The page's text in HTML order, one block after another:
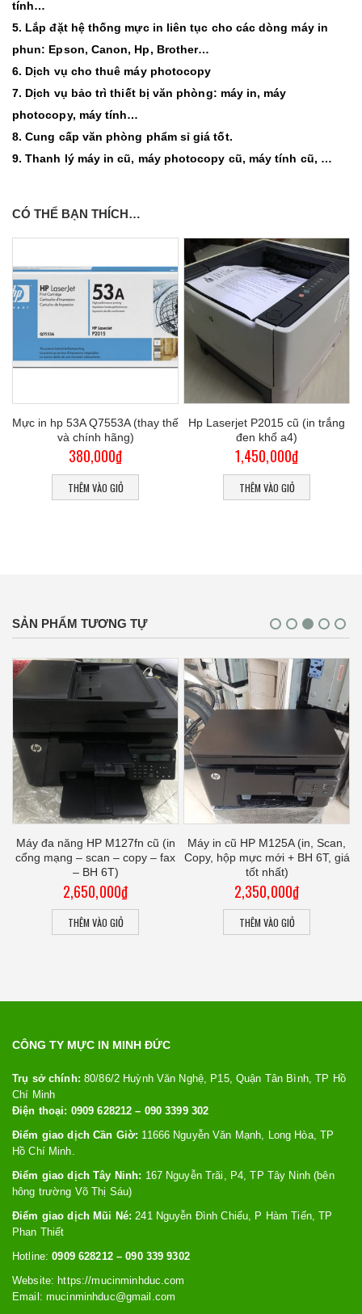
tính…
5. Lắp đặt hệ thống mực in liên tục cho các dòng máy in
phun: Epson, Canon, Hp, Brother…
6. Dịch vụ cho thuê máy photocopy
7. Dịch vụ bảo trì thiết bị văn phòng: máy in, máy
photocopy, máy tính…
8. Cung cấp văn phòng phẩm sỉ giá tốt.
9. Thanh lý máy in cũ, máy photocopy cũ, máy tính cũ, …
CÓ THỂ BẠN THÍCH…
Mực in hp 53A Q7553A (thay thế
và chính hãng)
380,000₫
THÊM VÀO GIỎ
Hp Laserjet P2015 cũ (in trắng
đen khổ a4)
1,450,000₫
THÊM VÀO GIỎ
SẢN PHẨM TƯƠNG TỰ
Máy đa năng HP M127fn cũ (in
cổng mạng – scan – copy – fax
– BH 6T)
2,650,000₫
THÊM VÀO GIỎ
Máy in cũ HP M125A (in, Scan,
Copy, hộp mực mới + BH 6T, giá
tốt nhất)
2,350,000₫
THÊM VÀO GIỎ
CÔNG TY MỰC IN MINH ĐỨC
Trụ sở chính: 80/86/2 Huỳnh Văn Nghệ, P15, Quận Tân Bình, TP Hồ
Chí Minh
Điện thoại: 0909 628212 – 090 3399 302
Điểm giao dịch Cần Giờ: 11666 Nguyễn Văn Mạnh, Long Hòa, TP
Hồ Chí Minh.
Điểm giao dịch Tây Ninh: 167 Nguyễn Trãi, P4, TP Tây Ninh (bên
hông trường Võ Thị Sáu)
Điểm giao dịch Mũi Né:241 Nguyễn Đình Chiểu, P Hàm Tiến, TP
Phan Thiết
Hotline:0909 628212 – 090 339 9302
Website: https://mucinminhduc.com
Email: mucinminhduc@gmail.com